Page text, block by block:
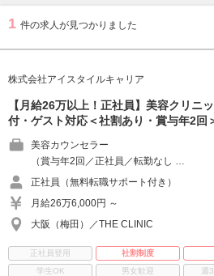
1 件の求人が見つかりました
株式会社アイスタイルキャリア
【月給26万以上！正社員】美容クリニ
付・ゲスト対応＜社割あり・賞与年2回
美容カウンセラー
（賞与年2回／正社員／転勤なし …
正社員（無料転職サポート付き）
月給26万6,000円 ～
大阪（梅田）／THE CLINIC
正社員登用 社割制度
学生OK
男女歓迎 週